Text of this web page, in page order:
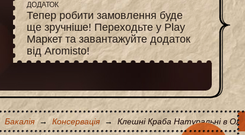
ДОДАТОК
Тепер робити замовлення буде
ще зручніше! Переходьте у Play
Маркет та завантажуйте додаток
від Aromisto!
Бакалія → Консервація → Клешні Краба Натуральні в